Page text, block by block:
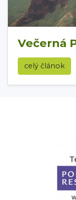
Večerná
celý článok